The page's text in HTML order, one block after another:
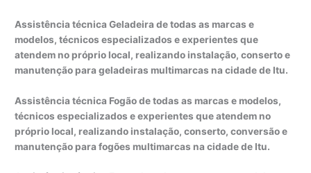
Assistência técnica Geladeira de todas as marcas e
modelos, técnicos especializados e experientes que
atendem no próprio local, realizando instalação, conserto e
manutenção para geladeiras multimarcas na cidade de Itu.
Assistência técnica Fogão de todas as marcas e modelos,
técnicos especializados e experientes que atendem no
próprio local, realizando instalação, conserto, conversão e
manutenção para fogões multimarcas na cidade de Itu.